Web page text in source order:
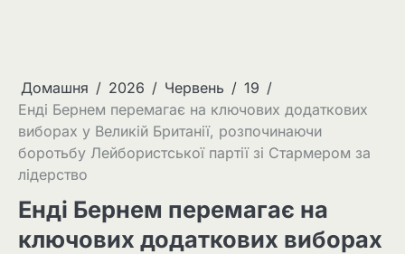
Домашня 2026 Червень
19
Енді Бернем перемагає на ключових додаткових
виборах у Великій Британії, розпочинаючи
боротьбу Лейбористської партії зі Стармером за
лідерство
Енді Бернем перемагає на
ключових додаткових виборах